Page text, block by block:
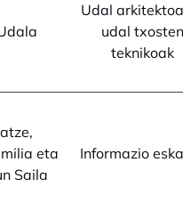
Udal
udal txosten
teknikoak
eta
Saila
Informazio